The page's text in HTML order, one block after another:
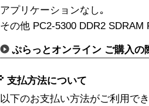
アプリケーションなし｡
その他 PC2-5300 DDR2 SDRAM
ぷらっとオンライン ご購入の
支払方法について
以下のお支払い方法がご利用で